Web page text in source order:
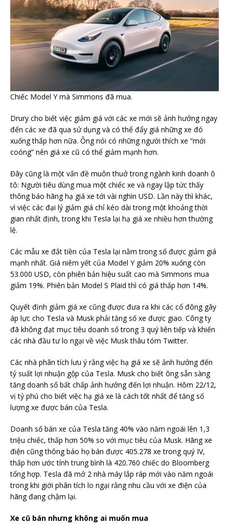
Chiếc Model Y mà Simmons đã mua.
Drury cho biết việc giảm giá với các xe mới sẽ ảnh hưởng ngay
đến các xe đã qua sử dụng và có thể đẩy giá những xe đó
xuống thấp hơn nữa. Ông nói có những người thích xe “mới
coóng” nên giá xe cũ có thể giảm mạnh hơn.
Đây cũng là một vấn đề muôn thuở trong ngành kinh doanh ô
tô: Người tiêu dùng mua một chiếc xe và ngay lập tức thấy
thông báo hãng hạ giá xe tới vài nghìn USD. Lần này thì khác,
vì việc các đại lý giảm giá chỉ kéo dài trong một khoảng thời
gian nhất định, trong khi Tesla lại hạ giá xe nhiều hơn thường
lệ.
Các mẫu xe đắt tiền của Tesla lại nằm trong số được giảm giá
mạnh nhất. Giá niêm yết của Model Y giảm 20% xuống còn
53.000 USD, còn phiên bản hiệu suất cao mà Simmons mua
giảm 19%. Phiên bản Model S Plaid thì có giá thấp hơn 14%.
Quyết định giảm giá xe cũng được đưa ra khi các cổ đông gây
áp lực cho Tesla và Musk phải tăng số xe được giao. Công ty
đã không đạt mục tiêu doanh số trong 3 quý liên tiếp và khiến
các nhà đầu tư lo ngại về việc Musk thâu tóm Twitter.
Các nhà phân tích lưu ý rằng việc hạ giá xe sẽ ảnh hưởng đến
tỷ suất lợi nhuận gộp của Tesla. Musk cho biết ông sẵn sàng
tăng doanh số bất chấp ảnh hưởng đến lợi nhuận. Hôm 22/12,
vị tỷ phú cho biết việc hạ giá xe là cách tốt nhất để tăng số
lượng xe được bán của Tesla.
Doanh số bán xe của Tesla tăng 40% vào năm ngoái lên 1,3
triệu chiếc, thấp hơn 50% so với mục tiêu của Musk. Hãng xe
điện cũng thông báo họ bán được 405.278 xe trong quý IV,
thấp hơn ước tính trung bình là 420.760 chiếc do Bloomberg
tổng hợp. Tesla đã mở 2 nhà máy lắp ráp mới vào năm ngoái
trong khi giới phân tích lo ngại rằng nhu cầu với xe điện của
hãng đang chậm lại.
Xe cũ bán nhưng không ai muốn mua